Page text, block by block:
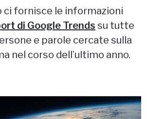
ci fornisce le informazioni
di Google Trends su tutte
e parole cercate sulla
nel corso dell’ultimo anno.